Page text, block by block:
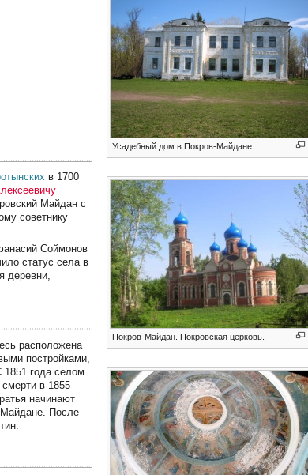
Усадебный дом в Покров-Майдане.
Покров-Майдан. Покровская церковь.
в 1700
Майдан с
советнику
Соймонов
статус села в
деревни,
расположена
постройками,
года селом
в 1855
начинают
После